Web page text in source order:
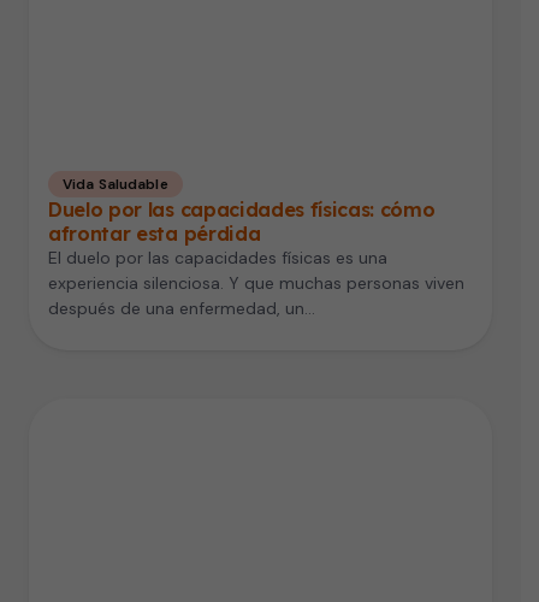
Vida Saludable
Duelo por las capacidades físicas: cómo
afrontar esta pérdida
El duelo por las capacidades físicas es una
experiencia silenciosa. Y que muchas personas viven
después de una enfermedad, un…